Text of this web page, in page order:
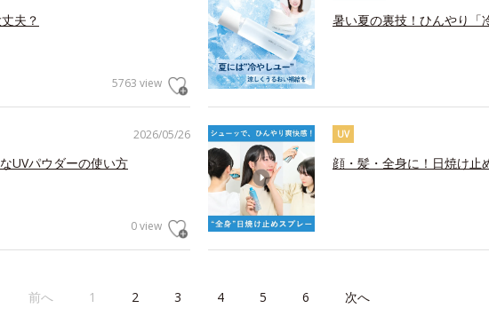
夫？
5763 view
暑い夏の裏技！ひんやり「
2026/05/26
UVパウダーの使い方
0 view
UV
顔・髪・全身に！日焼け止
前へ 1 2 3 4 5 6 次へ